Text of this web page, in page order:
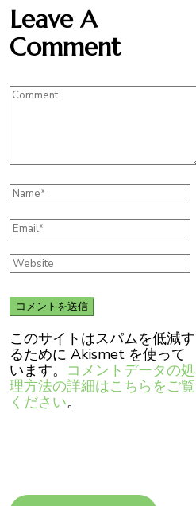
Leave A
Comment
このサイトはスパムを低減す
るために Akismet を使って
います。 コメントデータの処
理方法の詳細はこちらをご覧
ください。